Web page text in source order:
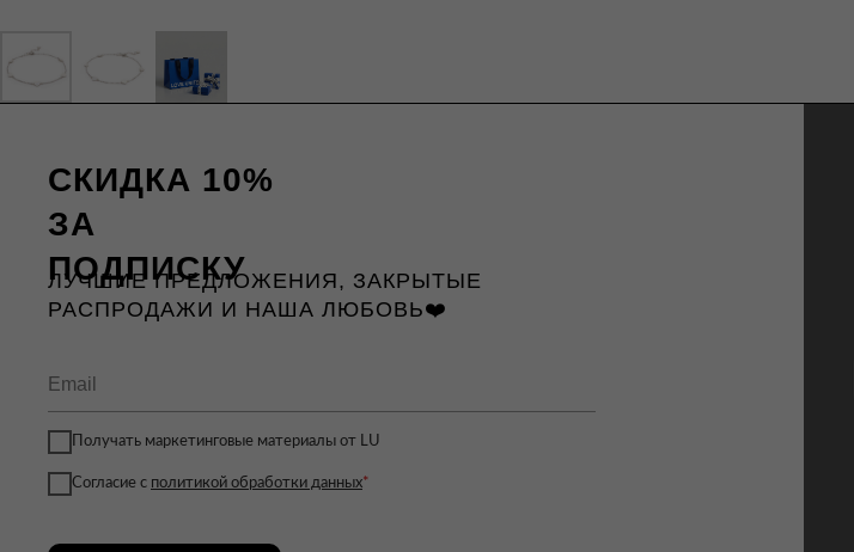
СКИДКА 10%
ЗА
ПОДПИСКУ
Получать маркетинговые материалы от LU
Согласие с политикой обработки данных*
ЛУЧШИЕ ПРЕДЛОЖЕНИЯ, ЗАКРЫТЫЕ
РАСПРОДАЖИ И НАША ЛЮБОВЬ❤️